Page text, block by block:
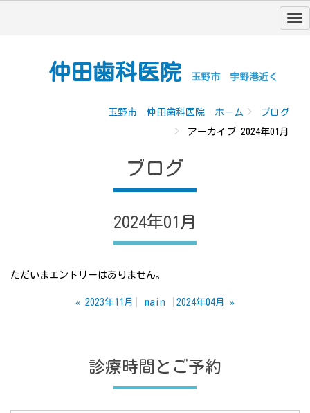
仲田歯科医院 玉野市 宇野港近く
玉野市 仲田歯科医院 ホーム
ブログ
アーカイブ 2024年01月
ブログ
2024年01月
ただいまエントリーはありません。
« 2023年11月 main 2024年04月 »
診療時間とご予約